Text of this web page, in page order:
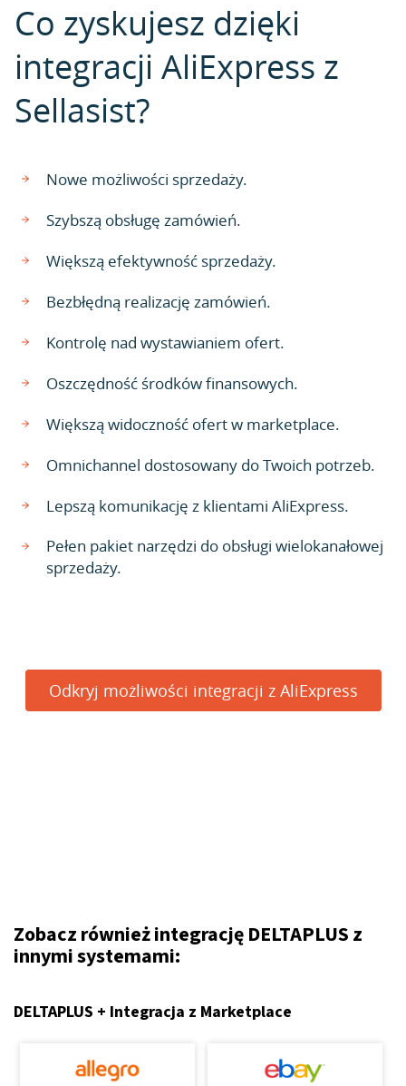
Co zyskujesz dzięki
integracji AliExpress z
Sellasist?
Nowe możliwości sprzedaży.
Szybszą obsługę zamówień.
Większą efektywność sprzedaży.
Bezbłędną realizację zamówień.
Kontrolę nad wystawianiem ofert.
Oszczędność środków finansowych.
Większą widoczność ofert w marketplace.
Omnichannel dostosowany do Twoich potrzeb.
Lepszą komunikację z klientami AliExpress.
Pełen pakiet narzędzi do obsługi wielokanałowej
sprzedaży.
Odkryj możliwości integracji z AliExpress
Zobacz również integrację DELTAPLUS z
innymi systemami:
DELTAPLUS + Integracja z Marketplace